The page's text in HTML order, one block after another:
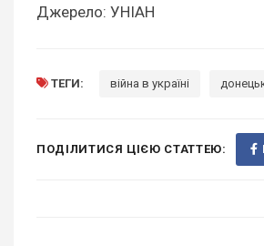
Джерело: УНІАН
ТЕГИ: війна в україні
ПОДІЛИТИСЯ ЦІЄЮ СТАТТЕЮ: